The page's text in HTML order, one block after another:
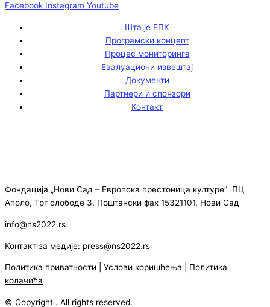
Facebook Instagram Youtube
Шта је ЕПК
Програмски концепт
Процес мониторинга
Евалуациони извештај
Документи
Партнери и спонзори
Контакт
Фондација „Нови Сад – Европска престоница културе” ПЦ
Аполо, Трг слободе 3, Поштански фах 15321101, Нови Сад
info@ns2022.rs
Контакт за медије: press@ns2022.rs
Политика приватности Услови коришћења
Политика
колачића
© Copyright . All rights reserved.